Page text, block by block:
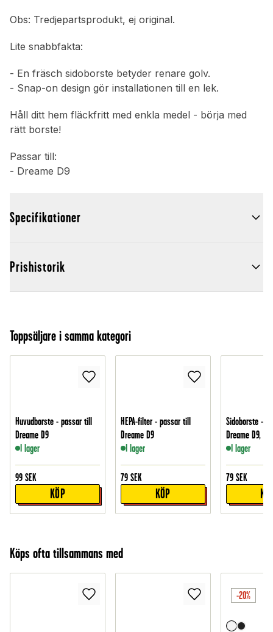
Obs: Tredjepartsprodukt, ej original.
Lite snabbfakta:
- En fräsch sidoborste betyder renare golv.
- Snap-on design gör installationen till en lek.
Håll ditt hem fläckfritt med enkla medel - börja med
rätt borste!
Passar till:
- Dreame D9
Specifikationer
Prishistorik
Toppsäljare i samma kategori
Huvudborste - passar till
Dreame D9
I lager
99 SEK
KÖP
HEPA-filter - passar till
Dreame D9
I lager
79 SEK
KÖP
Sidoborste -
Dreame D9, Vit
I lager
79 SEK
Köps ofta tillsammans med
-20%